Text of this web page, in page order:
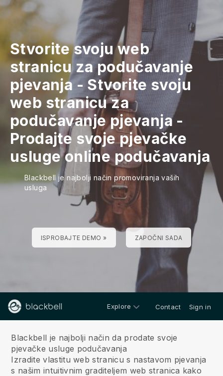
Stvorite svoju web
stranicu za podučavanje
pjevanja-Stvorite svoju
web stranicu za
podučavanje pjevanja-
Prodajte svoje pjevačke
usluge online podučavanja
Blackbell je najbolji način promoviranja vaših
usluga
ISPROBAJTE DEMO » ZAPOČNI SADA
Explore Contact Sign in
Blackbell je najbolji način da prodate svoje
pjevačke usluge podučavanja
Izradite vlastitu web stranicu s nastavom pjevanja
s našim intuitivnim graditeljem web stranica kako